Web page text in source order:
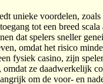
unieke voordelen, zoals
tot een breed
dat spelers sneller
omdat het risico
fysiek casino, zijn
omdat ze daadwerkelijk
om de voor- en